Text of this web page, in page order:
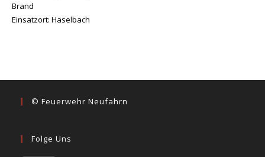
Brand
Einsatzort: Haselbach
© Feuerwehr Neufahrn
Folge Uns